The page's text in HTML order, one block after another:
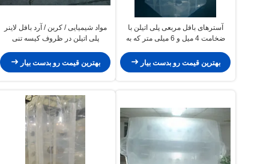
آسترهای بافل مربعی پلی اتیلن با
ضخامت 4 میل و 6 میلی متر که به
بهترین قیمت رو بدست بیار
مواد شیمیایی / کربن / آرد بافل لاینر
پلی اتیلن در ظروف کیسه تنی
بهترین قیمت رو بدست بیار